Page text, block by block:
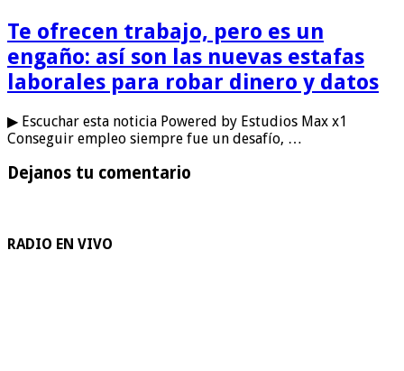
Te ofrecen trabajo, pero es un
engaño: así son las nuevas estafas
laborales para robar dinero y datos
▶ Escuchar esta noticia Powered by Estudios Max x1
Conseguir empleo siempre fue un desafío, …
Dejanos tu comentario
RADIO EN VIVO